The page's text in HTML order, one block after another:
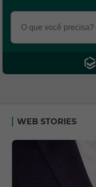
WEB STORIES